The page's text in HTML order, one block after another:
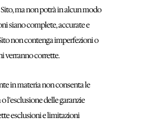
ma non potrà in alcun modo
siano complete, accurate e
non contenga imperfezioni o
verranno corrette.
in materia non consenta le
l’esclusione delle garanzie
esclusioni e limitazioni